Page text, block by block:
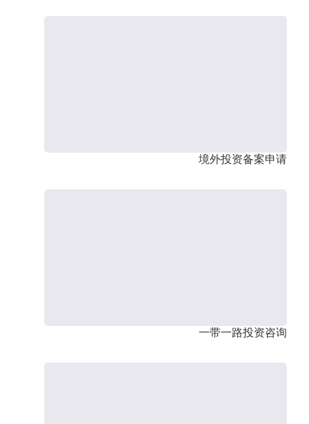
境外投资备案申请
一带一路投资咨询